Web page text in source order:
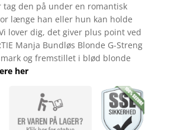
den på under en romantisk
længe han eller hun kan holde
lover dig, det giver plus point ved
Manja Bundløs Blonde G-Streng
og fremstillet i blød blonde
her